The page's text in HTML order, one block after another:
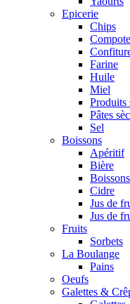
Epicerie
Chips
Farine
Huile
Miel
Produits
Pâtes
Sel
Boissons
Apéritif
Bière
Cidre
Jus de
Jus de
Fruits
Sorbets
La Boulange
Pains
Oeufs
Galettes &